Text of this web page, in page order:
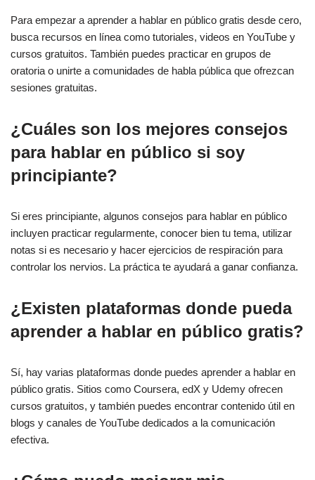
Para empezar a aprender a hablar en público gratis desde cero,
busca recursos en línea como tutoriales, videos en YouTube y
cursos gratuitos. También puedes practicar en grupos de
oratoria o unirte a comunidades de habla pública que ofrezcan
sesiones gratuitas.
¿Cuáles son los mejores consejos
para hablar en público si soy
principiante?
Si eres principiante, algunos consejos para hablar en público
incluyen practicar regularmente, conocer bien tu tema, utilizar
notas si es necesario y hacer ejercicios de respiración para
controlar los nervios. La práctica te ayudará a ganar confianza.
¿Existen plataformas donde pueda
aprender a hablar en público gratis?
Sí, hay varias plataformas donde puedes aprender a hablar en
público gratis. Sitios como Coursera, edX y Udemy ofrecen
cursos gratuitos, y también puedes encontrar contenido útil en
blogs y canales de YouTube dedicados a la comunicación
efectiva.